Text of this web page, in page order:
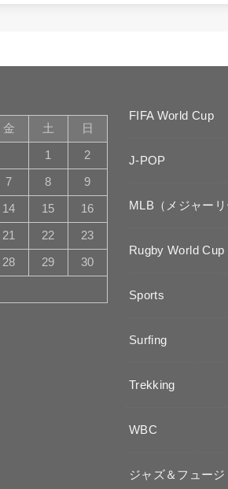
金 土 日
1 2
7 8 9
14 15 16
21 22 23
28 29 30
FIFA World Cup
J-POP
MLB（メジャー
Rugby World Cup
Sports
Surfing
Trekking
WBC
ジャズ＆フュージ